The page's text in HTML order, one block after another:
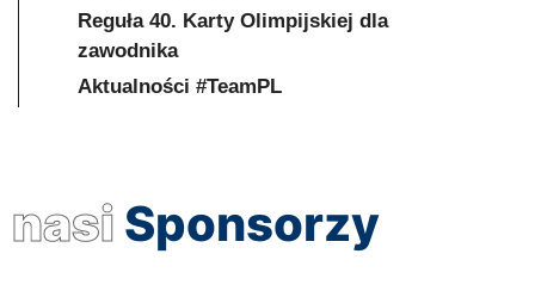
Reguła 40. Karty Olimpijskiej dla
zawodnika
Aktualności #TeamPL
nasi Sponsorzy